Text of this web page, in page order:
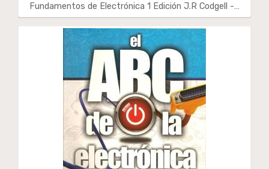
Fundamentos de Electrónica 1 Edición J.R Codgell -…